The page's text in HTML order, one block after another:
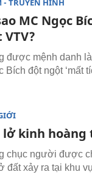
- TRUYỀN HÌNH
MC Ngọc
được mệnh danh
Bích đột ngột ‘mất
lở kinh
chục người được
đất xảy ra tại khu